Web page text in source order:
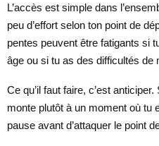
L’accès est simple dans
peu d’effort selon ton point de
pentes peuvent être fatigants si
âge ou si tu as des difficultés de
Ce qu’il faut faire, c’est
monte plutôt à un moment où tu
pause avant d’attaquer le point